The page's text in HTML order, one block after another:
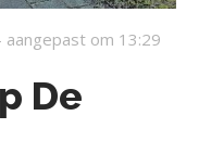
aangepast om 13:29
De